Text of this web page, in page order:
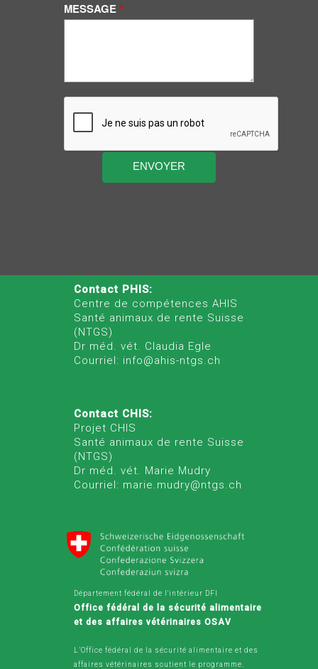
MESSAGE
Contact PHIS:
Centre de compétences AHIS
Santé animaux de rente Suisse
(NTGS)
Dr méd. vét. Claudia Egle
Courriel: info@ahis-ntgs.ch
Contact CHIS:
Projet CHIS
Santé animaux de rente Suisse
(NTGS)
Dr méd. vét. Marie Mudry
Courriel: marie.mudry@ntgs.ch
Département fédéral de l'intérieur DFI
Office fédéral de la sécurité alimentaire
et des affaires vétérinaires OSAV
L’Office fédéral de la sécurité alimentaire et des
affaires vétérinaires soutient le programme.